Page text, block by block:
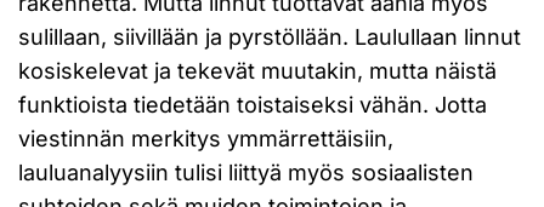
sulillaan, siivillään ja pyrstöllään. Laulullaan linnut
kosiskelevat ja tekevät muutakin, mutta näistä
funktioista tiedetään toistaiseksi vähän. Jotta
viestinnän merkitys ymmärrettäisiin,
lauluanalyysiin tulisi liittyä myös sosiaalisten